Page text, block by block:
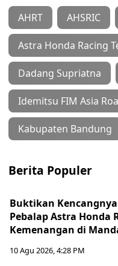
AHRT AHSRIC
Astra Honda Racing
Dadang Supriatna
Idemitsu FIM Asia
Kabupaten Bandung
Berita Populer
Buktikan Kencangnya
Pebalap Astra Honda
Kemenangan di
10 Agu 2026, 4:28 PM